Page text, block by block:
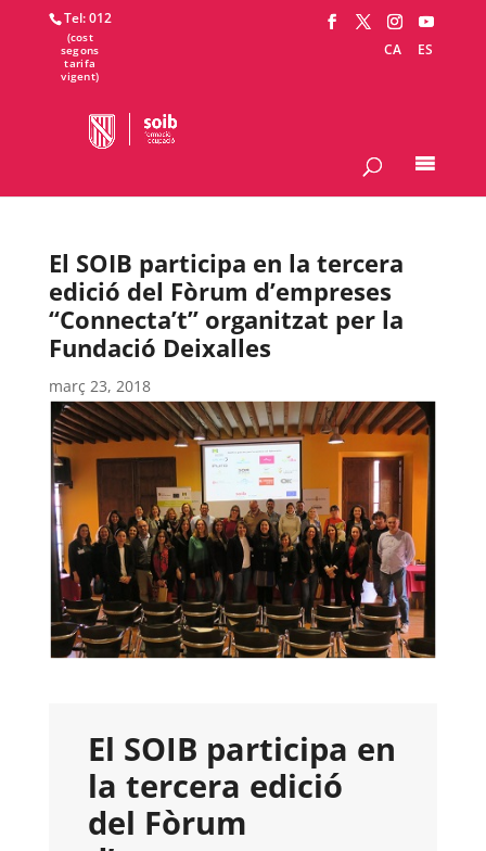
Tel: 012
CA
ES
El SOIB participa en la tercera
edició del Fòrum d’empreses
“Connecta’t” organitzat per la
Fundació Deixalles
març 23, 2018
El SOIB participa en
la tercera edició
del Fòrum